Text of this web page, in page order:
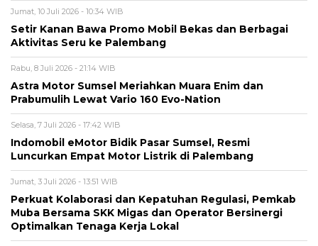
Jumat, 10 Juli 2026 - 10:34 WIB
Setir Kanan Bawa Promo Mobil Bekas dan Berbagai
Aktivitas Seru ke Palembang
Rabu, 8 Juli 2026 - 21:14 WIB
Astra Motor Sumsel Meriahkan Muara Enim dan
Prabumulih Lewat Vario 160 Evo-Nation
Selasa, 7 Juli 2026 - 17:42 WIB
Indomobil eMotor Bidik Pasar Sumsel, Resmi
Luncurkan Empat Motor Listrik di Palembang
Jumat, 3 Juli 2026 - 13:51 WIB
Perkuat Kolaborasi dan Kepatuhan Regulasi, Pemkab
Muba Bersama SKK Migas dan Operator Bersinergi
Optimalkan Tenaga Kerja Lokal